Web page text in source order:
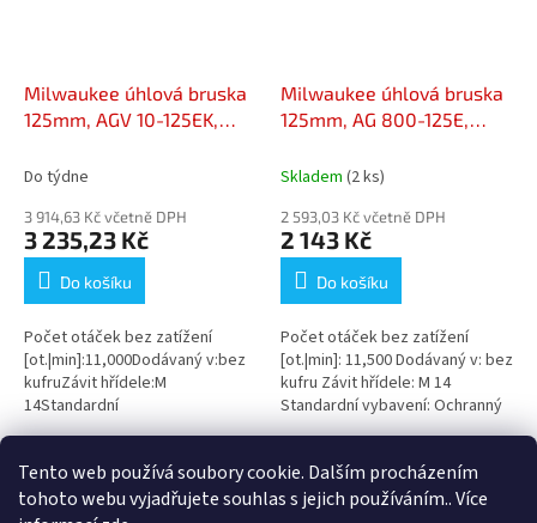
Tento web používá soubory cookie. Dalším procházením
tohoto webu vyjadřujete souhlas s jejich používáním.. Více
Milwaukee úhlová bruska
125mm, AGV 10-125EK,
Do týdne
3 914,63 Kč včetně DPH
3 235,23 Kč
Do košíku
Počet otáček bez zatížení
[ot.|min]:11,000Dodávaný v:bez
kufruZávit hřídele:M
14Standardní
vybavení:Rychlosnímatelný
AVS boční madlo, příruba,...
Milwaukee úhlová bruska
125mm, AG 800-125E,
Skladem (2 ks)
2 593,03 Kč včetně DPH
2 143 Kč
Do košíku
Počet otáček bez zatížení
[ot.|min]: 11,500 Dodávaný v: bez
kufru Závit hřídele: M 14
Standardní vybavení: Ochranný
kryt, boční madlo, příruba,
O
v
8 položek celkem